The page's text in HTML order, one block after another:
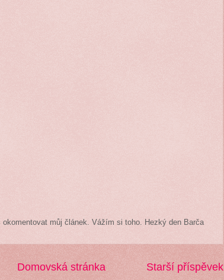
můj článek. Vážím si toho. Hezký den Barča
Starší příspěvek
Domovská stránka